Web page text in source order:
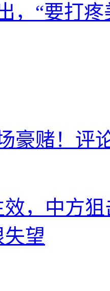
，“要打
豪赌！评
效，中方
望